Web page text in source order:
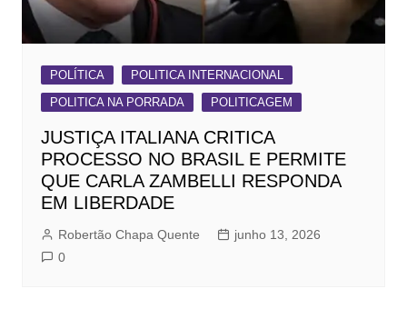
POLÍTICA
POLITICA INTERNACIONAL
POLITICA NA PORRADA
POLITICAGEM
JUSTIÇA ITALIANA CRITICA
PROCESSO NO BRASIL E PERMITE
QUE CARLA ZAMBELLI RESPONDA
EM LIBERDADE
Robertão Chapa Quente
junho 13, 2026
0